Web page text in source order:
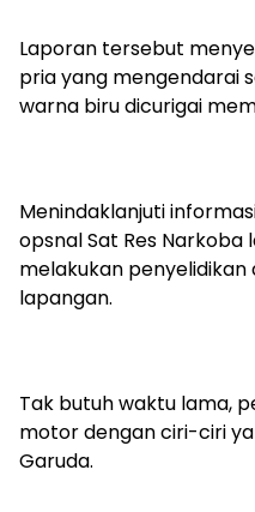
Laporan tersebut
pria yang mengendarai
warna biru dicurigai
Menindaklanjuti
opsnal Sat Res
melakukan penyelidikan
lapangan.
Tak butuh waktu lama,
motor dengan ciri-ciri
Garuda.